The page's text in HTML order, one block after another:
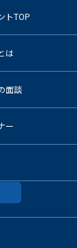
トTOP
は
面談
ー